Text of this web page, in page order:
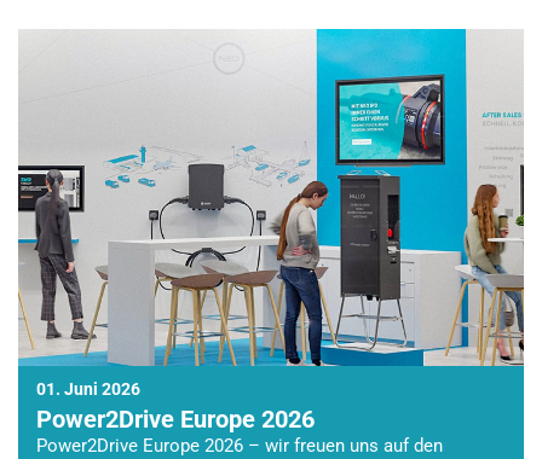
01. Juni 2026
Power2Drive Europe 2026
Power2Drive Europe 2026 – wir freuen uns auf den